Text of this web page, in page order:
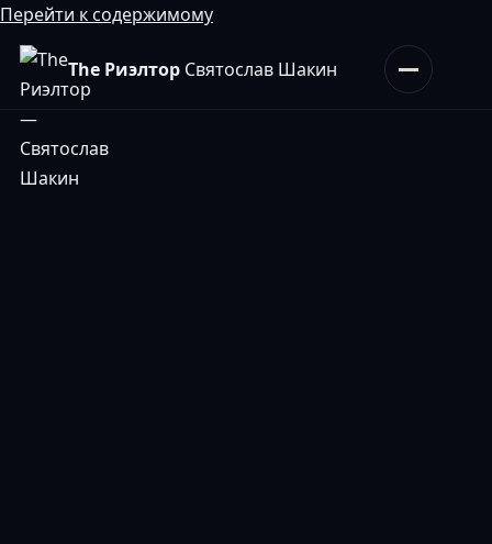
Перейти к содержимому
The Риэлтор Святослав Шакин Открыть меню